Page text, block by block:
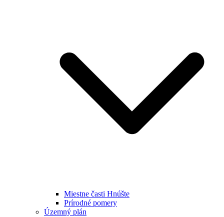
Miestne časti Hnúšte
Prírodné pomery
Územný plán